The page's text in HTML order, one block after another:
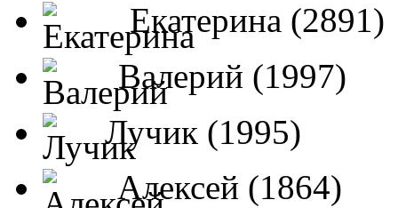
Екатерина (2891)
Валерий (1997)
Лучик (1995)
Алексей (1864)